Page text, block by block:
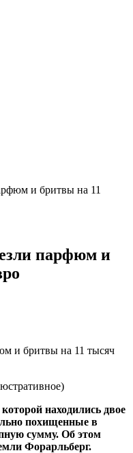
и бритвы на 11
парфюм и
находились двое
похищенные в
сумму. Об этом
Форарльберг.